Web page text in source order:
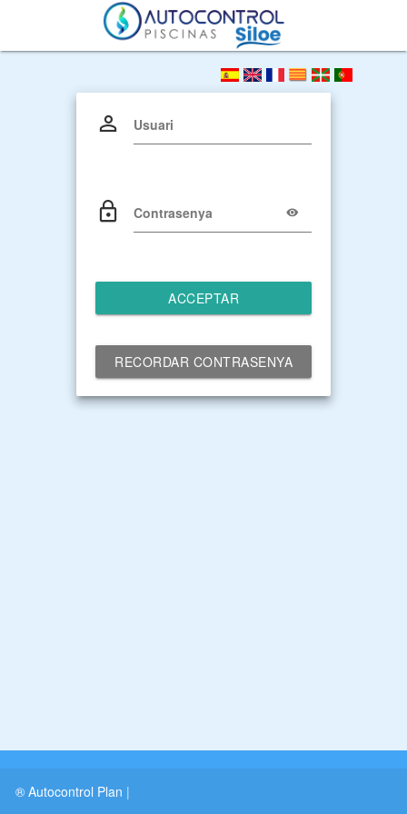
Usuari
Contrasenya
ACCEPTAR
RECORDAR CONTRASENYA
® Autocontrol Plan |